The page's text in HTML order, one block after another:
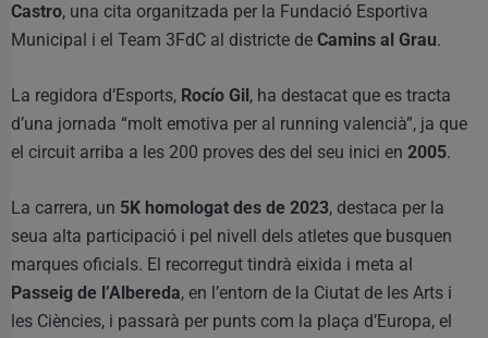
Castro, una cita organitzada per la Fundació Esportiva
Municipal i el Team 3FdC al districte de Camins al Grau.
La regidora d’Esports, Rocío Gil , ha destacat que es tracta
d’una jornada “molt emotiva per al running valencià”, ja que
el circuit arriba a les 200 proves des del seu inici en 2005.
La carrera, un 5K homologat des de 2023, destaca per la
seua alta participació i pel nivell dels atletes que busquen
marques oficials. El recorregut tindrà eixida i meta al
Passeig de l’Albereda, en l’entorn de la Ciutat de les Arts i
les Ciències, i passarà per punts com la plaça d’Europa, el